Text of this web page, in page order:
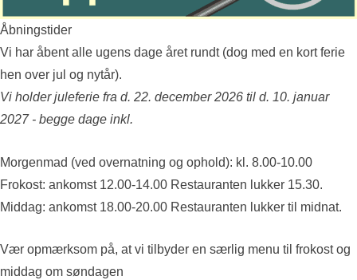
Åbningstider
Vi har åbent alle ugens dage året rundt (dog med en kort ferie
hen over jul og nytår).
Vi holder juleferie fra d. 22. december 2026 til d. 10. januar
2027 - begge dage inkl.
Morgenmad (ved overnatning og ophold): kl. 8.00-10.00
Frokost: ankomst 12.00-14.00 Restauranten lukker 15.30.
Middag: ankomst 18.00-20.00 Restauranten lukker til midnat.
Vær opmærksom på, at vi tilbyder en særlig menu til frokost og
middag om søndagen